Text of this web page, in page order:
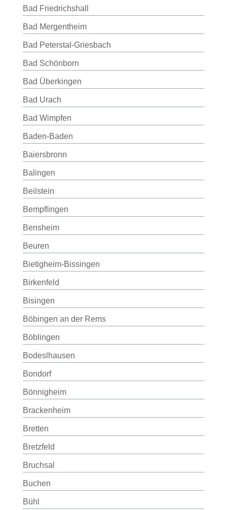
Bad Friedrichshall
Bad Mergentheim
Bad Peterstal-Griesbach
Bad Schönborn
Bad Überkingen
Bad Urach
Bad Wimpfen
Baden-Baden
Baiersbronn
Balingen
Beilstein
Bempflingen
Bensheim
Beuren
Bietigheim-Bissingen
Birkenfeld
Bisingen
Böbingen an der Rems
Böblingen
Bodeslhausen
Bondorf
Bönnigheim
Brackenheim
Bretten
Bretzfeld
Bruchsal
Buchen
Bühl